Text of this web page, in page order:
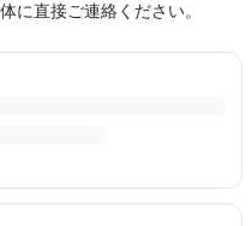
に直接ご連絡ください。